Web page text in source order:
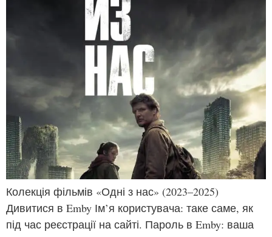
Колекція фільмів «Одні з нас» (2023–2025)
Дивитися в Emby Ім’я користувача: таке саме, як
під час реєстрації на сайті. Пароль в Emby: ваша